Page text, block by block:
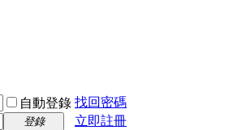
自動登錄 找回密碼
登錄
立即註冊